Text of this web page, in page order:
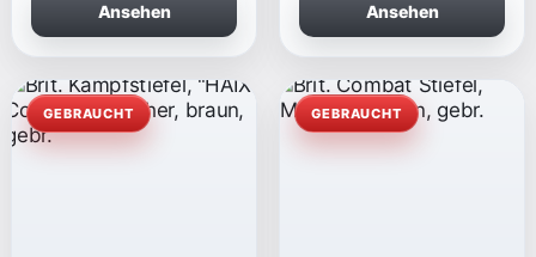
Ansehen Ansehen
GEBRAUCHT GEBRAUCHT